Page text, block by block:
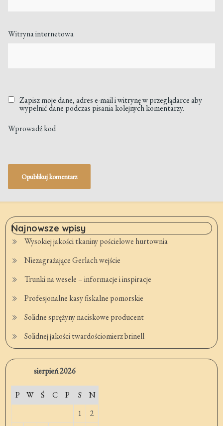
Witryna internetowa
Zapisz moje dane, adres e-mail i witrynę w przeglądarce aby
wypełnić dane podczas pisania kolejnych komentarzy.
Wprowadź kod
Najnowsze wpisy
Wysokiej jakości tkaniny pościelowe hurtownia
Niezagrażające Gerlach wejście
Trunki na wesele – informacje i inspiracje
Profesjonalne kasy fiskalne pomorskie
Solidne sprężyny naciskowe producent
Solidnej jakości twardościomierz brinell
sierpień 2026
P W Ś C P S
N
1
2